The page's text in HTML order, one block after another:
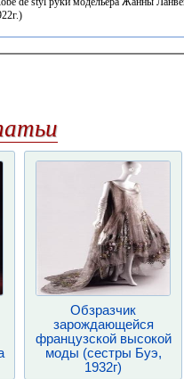
Обзразчик
зарождающейся
французской высокой
моды (сестры Буэ,
1932г)